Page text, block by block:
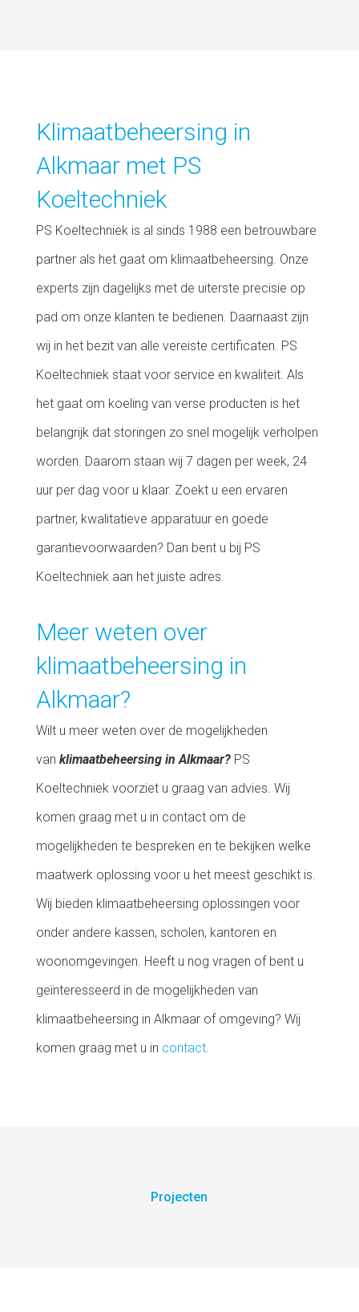
Klimaatbeheersing in
Alkmaar met PS
Koeltechniek
PS Koeltechniek is al sinds 1988 een betrouwbare
partner als het gaat om klimaatbeheersing. Onze
experts zijn dagelijks met de uiterste precisie op
pad om onze klanten te bedienen. Daarnaast zijn
wij in het bezit van alle vereiste certificaten. PS
Koeltechniek staat voor service en kwaliteit. Als
het gaat om koeling van verse producten is het
belangrijk dat storingen zo snel mogelijk verholpen
worden. Daarom staan wij 7 dagen per week, 24
uur per dag voor u klaar. Zoekt u een ervaren
partner, kwalitatieve apparatuur en goede
garantievoorwaarden? Dan bent u bij PS
Koeltechniek aan het juiste adres.
Meer weten over
klimaatbeheersing in
Alkmaar?
Wilt u meer weten over de mogelijkheden
van klimaatbeheersing in Alkmaar? PS
Koeltechniek voorziet u graag van advies. Wij
komen graag met u in contact om de
mogelijkheden te bespreken en te bekijken welke
maatwerk oplossing voor u het meest geschikt is.
Wij bieden klimaatbeheersing oplossingen voor
onder andere kassen, scholen, kantoren en
woonomgevingen. Heeft u nog vragen of bent u
geïnteresseerd in de mogelijkheden van
klimaatbeheersing in Alkmaar of omgeving? Wij
komen graag met u in contact.
Projecten